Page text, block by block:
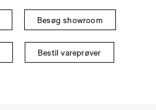
Besøg showroom
Bestil vareprøver